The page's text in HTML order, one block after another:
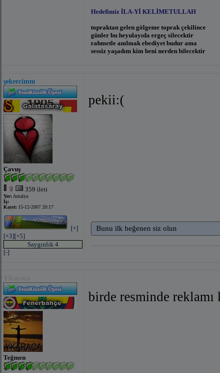
Hedefimiz İLA-Yİ KELİMETULLAH
topraktan gelen gölgeme toprak çekilince
günler bu heyulayıda ergeç silecektir
rahmetle anılmak ebediyet budur ama
sessiz yaşadım kim beni nerden bilecektir
Mehmedim,sevinin ,başlar yüksekte!
Ölsek de sevinin,eve dönsek de!
şekercimm
Çavuş
359 ileti
Yer: Antalya
İş:
Kayıt: 15-12-2007 20:17
[+]
[+3][+5]
Saygınlık 4
[-]
pekii:(
Bunu ilk beğenen siz olun
Teğmen
birde resminde reklamı